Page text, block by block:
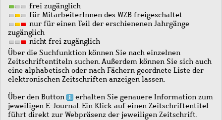
frei zugänglich
für MitarbeiterInnen des WZB freigeschaltet
nur für einen Teil der erschienenen Jahrgänge
zugänglich
nicht frei zugänglich
Über die Suchfunktion können Sie nach einzelnen
Zeitschriftentiteln suchen. Außerdem können Sie sich auch
eine alphabetisch oder nach Fächern geordnete Liste der
elektronischen Zeitschriften anzeigen lassen.
Über den Button
erhalten Sie genauere Information zum
jeweiligen E-Journal. Ein Klick auf einen Zeitschriftentitel
führt direkt zur Webpräsenz der jeweiligen Zeitschrift.